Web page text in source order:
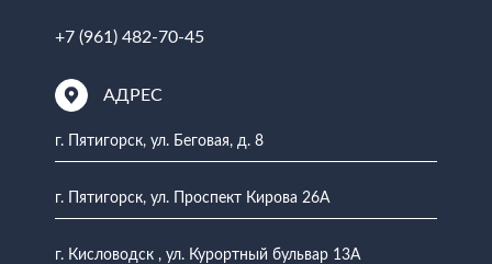
+7 (961) 482-70-45
АДРЕС
г. Пятигорск, ул. Беговая, д. 8
г. Пятигорск, ул. Проспект Кирова 26А
г. Кисловодск , ул. Курортный бульвар 13А